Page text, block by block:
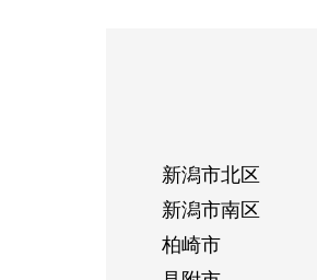
新潟市北区
新潟市南区
柏崎市